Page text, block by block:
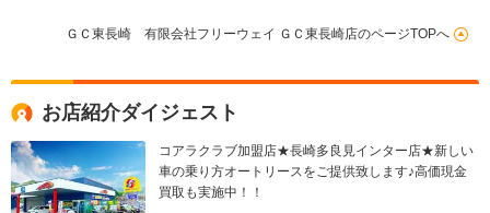
ＧＣ東長崎 有限会社フリーウェイ ＧＣ東長崎店のページTOPへ
お店紹介ダイジェスト
コアラクラブ加盟店★長崎多良見インター店★新しい
車の乗り方オートリースをご提供致します♪高価現金
買取も実施中！！